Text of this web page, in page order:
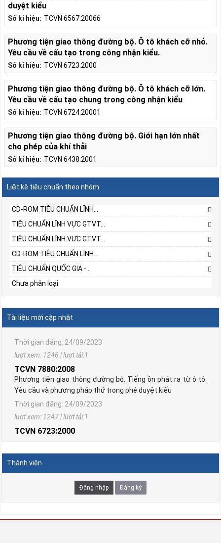
Số kí hiệu: TCVN 6567:20066
duyệt kiểu
Số kí hiệu: TCVN 6723:2000
Phương tiện giao thông đường bộ. Ô tô khách cỡ nhỏ.
Yêu cầu về cấu tạo trong công nhận kiểu.
Số kí hiệu: TCVN 6724:20001
Phương tiện giao thông đường bộ. Ô tô khách cỡ lớn.
Yêu cầu về cấu tạo chung trong công nhận kiểu
Số kí hiệu: TCVN 6438:2001
Phương tiện giao thông đường bộ. Giới hạn lớn nhất
cho phép của khí thải
Liệt kê tiêu chuẩn theo nhóm
CD-ROM TIÊU CHUẨN LĨNH...
TIÊU CHUẨN LĨNH VỰC GTVT...
TIÊU CHUẨN LĨNH VỰC GTVT...
CD-ROM TIÊU CHUẨN LĨNH...
TIÊU CHUẨN QUỐC GIA -...
Chưa phân loại
Tài liệu mới cập nhật
TCVN 6567:2006
Phương tiện giao thông đường bộ. Động cơ cháy do nén,
động cơ cháy cưỡng bức sử dụng khí dầu mỏ hoá lỏng và
động cơ sử dụng khí thiên nhiên lắp trên ô tô. Yêu cầu và
phương pháp thử khí thải ô nhiễm trong phê duyệt kiểu
lượt xem: 1246 | lượt tải:1
TCVN 7880:2008
Phương tiện giao thông đường bộ. Tiếng ồn phát ra từ ô tô.
Yêu cầu và phương pháp thử trong phê duyệt kiểu
Thời gian đăng: 24/09/2023
lượt xem: 1247 | lượt tải:1
TCVN 6723:2000
Phương tiện giao thông đường bộ. Ô tô khách cỡ nhỏ. Yêu
cầu về cấu tạo trong công nhận kiểu.
TCVN 6724:20001
Phương tiện giao thông đường bộ. Ô tô khách cỡ lớn. Yêu
cầu về cấu tạo chung trong công nhận kiểu
Thời gian đăng: 08/08/2026
Thành viên
Đăng nhập Đăng ký